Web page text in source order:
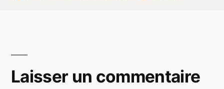
Laisser un commentaire